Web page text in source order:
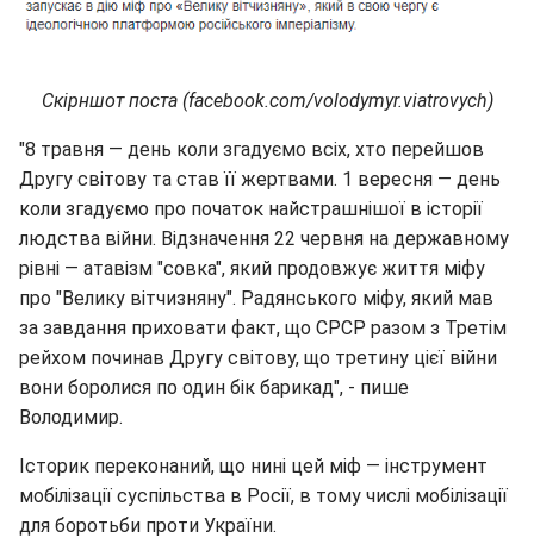
Скірншот поста (facebook.com/volodymyr.viatrovych)
"8 травня — день коли згадуємо всіх, хто перейшов
Другу світову та став її жертвами. 1 вересня — день
коли згадуємо про початок найстрашнішої в історії
людства війни. Відзначення 22 червня на державному
рівні — атавізм "совка", який продовжує життя міфу
про "Велику вітчизняну". Радянського міфу, який мав
за завдання приховати факт, що СРСР разом з Третім
рейхом починав Другу світову, що третину цієї війни
вони боролися по один бік барикад", - пише
Володимир.
Історик переконаний, що нині цей міф — інструмент
мобілізації суспільства в Росії, в тому числі мобілізації
для боротьби проти України.